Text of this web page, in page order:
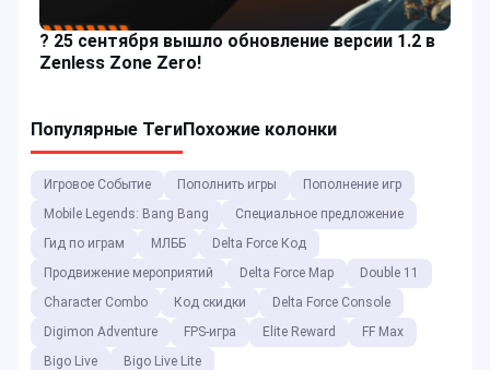
? 25 сентября вышло обновление версии 1.2 в
Zenless Zone Zero!
Популярные ТегиПохожие колонки
Игровое Событие Пополнить игры
Пополнение игр
Mobile Legends: Bang Bang
Специальное предложение
Гид по играм
МЛББ
Delta Force Код
Продвижение мероприятий
Delta Force Map
Double 11
Character Combo
Код скидки
Delta Force Console
Digimon Adventure
FPS-игра Elite Reward
FF Max
Bigo Live
Bigo Live Lite